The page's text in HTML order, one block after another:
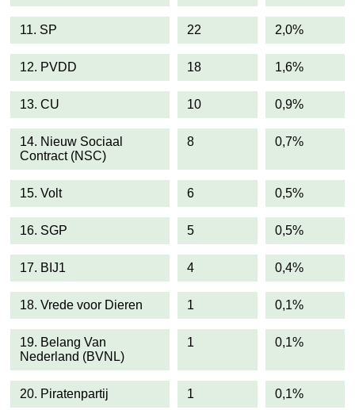
11. SP 22 2,0%
12. PVDD 18 1,6%
13. CU 10 0,9%
14. Nieuw Sociaal
Contract (NSC)
8 0,7%
15. Volt 6 0,5%
16. SGP 5 0,5%
17. BIJ1 4 0,4%
18. Vrede voor Dieren 1 0,1%
19. Belang Van
Nederland (BVNL)
1 0,1%
20. Piratenpartij 1 0,1%